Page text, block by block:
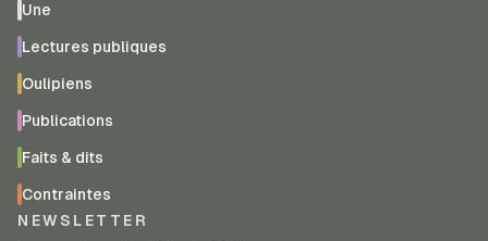
Une
Lectures publiques
Oulipiens
Publications
Faits & dits
Contraintes
NEWSLETTER